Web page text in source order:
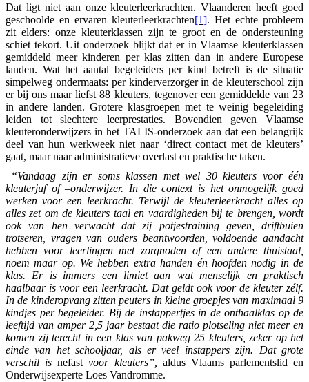
Dat ligt niet aan onze kleuterleerkrachten. Vlaanderen heeft goed
geschoolde en ervaren kleuterleerkrachten[1]. Het echte probleem
zit elders: onze kleuterklassen zijn te groot en de ondersteuning
schiet tekort. Uit onderzoek blijkt dat er in Vlaamse kleuterklassen
gemiddeld meer kinderen per klas zitten dan in andere Europese
landen. Wat het aantal begeleiders per kind betreft is de situatie
simpelweg ondermaats: per kinderverzorger in de kleuterschool zijn
er bij ons maar liefst 88 kleuters, tegenover een gemiddelde van 23
in andere landen. Grotere klasgroepen met te weinig begeleiding
leiden tot slechtere leerprestaties. Bovendien geven Vlaamse
kleuteronderwijzers in het TALIS-onderzoek aan dat een belangrijk
deel van hun werkweek niet naar ‘direct contact met de kleuters’
gaat, maar naar administratieve overlast en praktische taken.
“Vandaag zijn er soms klassen met wel 30 kleuters voor één
kleuterjuf of –onderwijzer. In die context is het onmogelijk goed
werken voor een leerkracht. Terwijl de kleuterleerkracht alles op
alles zet om de kleuters taal en vaardigheden bij te brengen, wordt
ook van hen verwacht dat zij potjestraining geven, driftbuien
trotseren, vragen van ouders beantwoorden, voldoende aandacht
hebben voor leerlingen met zorgnoden of een andere thuistaal,
noem maar op. We hebben extra handen én hoofden nodig in de
klas. Er is immers een limiet aan wat menselijk en praktisch
haalbaar is voor een leerkracht. Dat geldt ook voor de kleuter zélf.
In de kinderopvang zitten peuters in kleine groepjes van maximaal 9
kindjes per begeleider. Bij de instappertjes in de onthaalklas op de
leeftijd van amper 2,5 jaar bestaat die ratio plotseling niet meer en
komen zij terecht in een klas van pakweg 25 kleuters, zeker op het
einde van het schooljaar, als er veel instappers zijn. Dat grote
verschil isnefast voor kleuters”, aldus Vlaams parlementslid en
Onderwijsexperte Loes Vandromme.